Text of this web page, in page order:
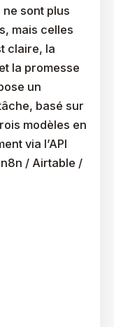
sont plus
mais celles
claire, la
la promesse
un
basé sur
modèles en
via l’API
/ Airtable /